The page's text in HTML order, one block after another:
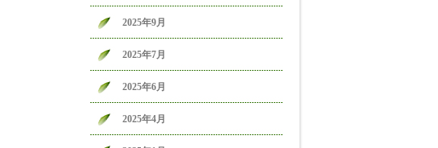
2025年9月
2025年7月
2025年6月
2025年4月